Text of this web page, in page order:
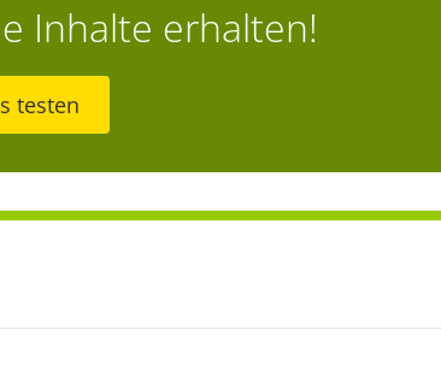
Inhalte erhalten!
testen